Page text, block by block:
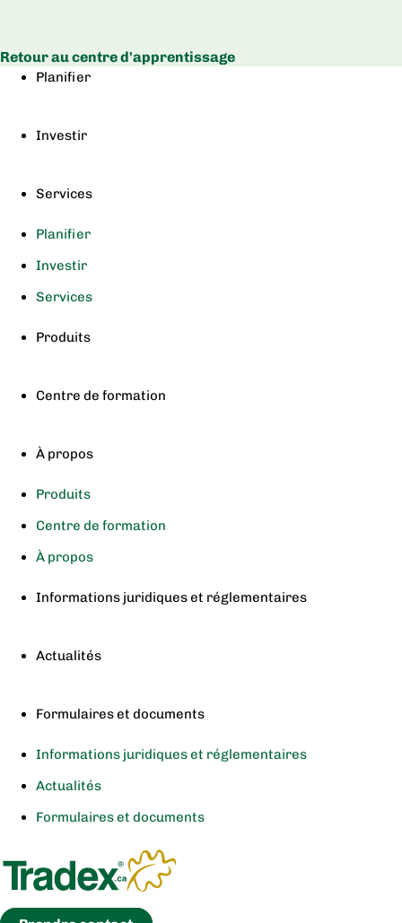
Retour au centre d'apprentissage
Planifier
Investir
Services
Planifier
Investir
Services
Produits
Centre de formation
À propos
Produits
Centre de formation
À propos
Informations juridiques et réglementaires
Actualités
Formulaires et documents
Informations juridiques et réglementaires
Actualités
Formulaires et documents